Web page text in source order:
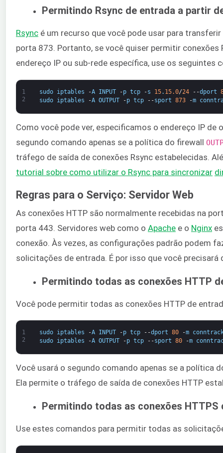
Permitindo Rsync de entrada a partir
Rsync é um recurso que você pode usar para
porta 873. Portanto, se você quiser permitir
endereço IP ou sub-rede específica, use os seguintes
1
2
sudo iptables -A INPUT -p tcp -s 15. 15.0/24 --dport
sudo
iptables -A OUTPUT -p tcp --sport 873 -m
Como você pode ver, especificamos o endereço IP
segundo comando apenas se a política do firewall ​
tráfego de saída de conexões Rsync estabelecidas.
tutorial sobre como utilizar o Rsync para sincronizar
Regras para o Serviço: Servidor Web
As conexões HTTP são normalmente recebidas na
porta 443. Servidores web como o ​ Apache ​ e o ​ Nginx
conexão. Às vezes, as configurações padrão podem
solicitações de entrada. É por isso que você
Permitindo todas as conexões HTTP
Você pode permitir todas as conexões HTTP de
1
2
sudo iptables -A INPUT -p tcp --dport 80 -m
sudo
iptables -A OUTPUT -p tcp --sport 80 -m
Você usará o segundo comando apenas se a política
Ela permite o tráfego de saída de conexões HTTP
Permitindo todas as conexões HTTPS
Use estes comandos para permitir todas as